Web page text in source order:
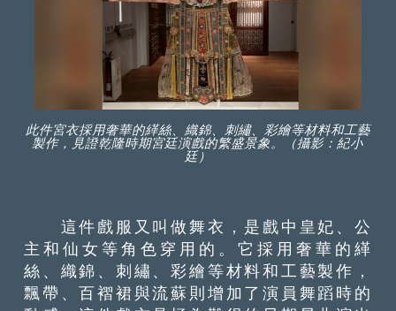
此件宮衣採用奢華的緙絲、織錦、刺繡、彩繪等材料和工藝
製作，見證乾隆時期宮廷演戲的繁盛景象。（攝影：紀小
廷）
這件戲服又叫做舞衣，是戲中皇妃、公
主和仙女等角色穿用的。它採用奢華的緙
絲、織錦、刺繡、彩繪等材料和工藝製作，
飄帶、百褶裙與流蘇則增加了演員舞蹈時的